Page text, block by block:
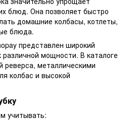
блюд. Она позволяет быстро
домашние колбасы, котлеты,
блюда.
представлен широкий
мощности. В каталоге
реверса, металлическими
колбас и высокой
учитывать: